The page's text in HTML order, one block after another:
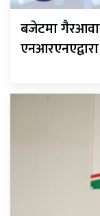
बजेटमा